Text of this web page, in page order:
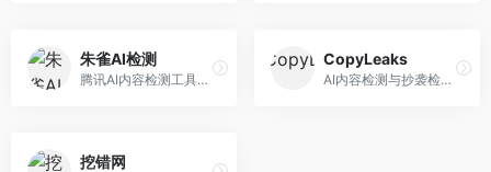
朱雀AI检测
腾讯AI内容检测工具，专注于中文内容识别。面向中文用户，提供AI内容检测、文本分析、报告生成等服务，中文检测专业。
CopyLeaks
AI内容检测与抄袭检测平台，专注于内容原创性验证。面向教育机构和出版商，提供AI检测、抄袭检测、多语言支持等服务，检测全面。
挖错网